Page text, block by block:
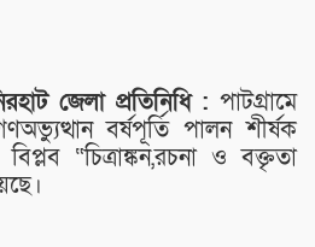
জেলা প্রতিনিধি : পাটগ্রামে
বর্ষপূর্তি পালন শীর্ষক
“চিত্রাঙ্কন,রচনা ও বক্তৃতা